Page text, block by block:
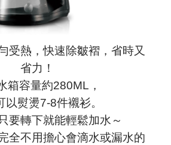
受熱，快速除皺褶，省時又
省力！
箱容量約280ML，
以熨燙7-8件襯衫。
要轉下就能輕鬆加水～
全不用擔心會滴水或漏水的